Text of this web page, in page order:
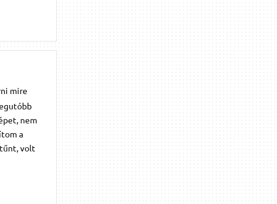
mire
nem
a
volt